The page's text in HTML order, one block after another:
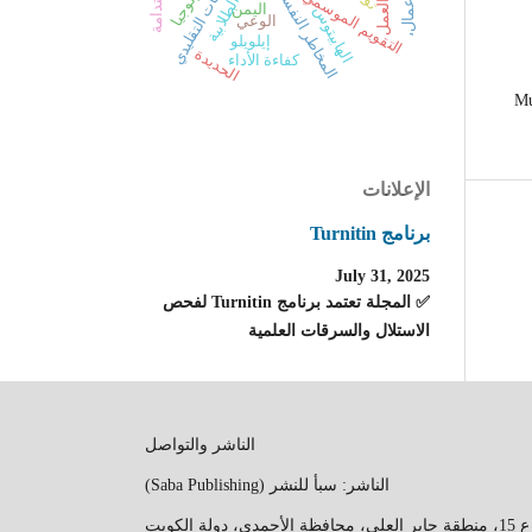
التقويم الموسمي الوعيالمخاطر النفسية إيلويلو
كفاءة الأداء الهابيتوس اليمن
الحديدة
الإعلانات
برنامج Turnitin
July 31, 2025
✅ المجلة تعتمد برنامج Turnitin لفحص
الاستلال والسرقات العلمية
الناشر والتواصل
الناشر: سبأ للنشر (Saba Publishing)